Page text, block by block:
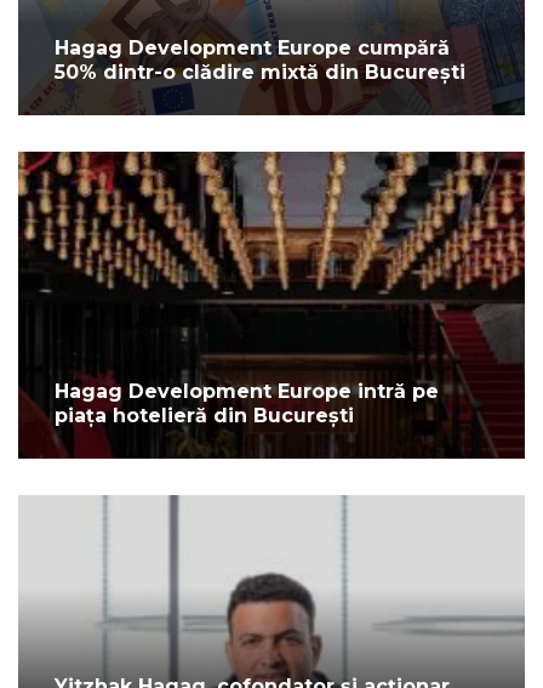
Hagag Development Europe cumpără
50% dintr-o clădire mixtă din București
Hagag Development Europe intră pe
piața hotelieră din București